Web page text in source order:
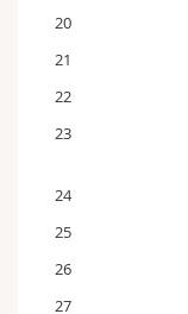
20
21
22
23
24
25
26
27